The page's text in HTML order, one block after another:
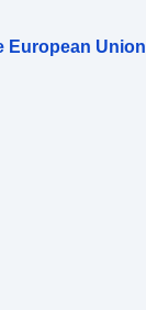
European Union